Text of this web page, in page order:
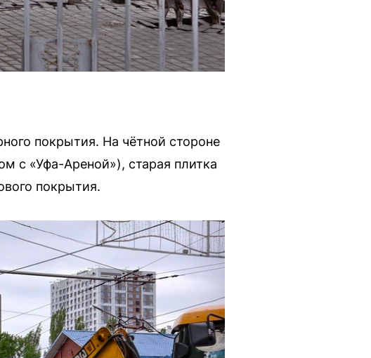
покрытия. На чётной стороне
с «Уфа-Ареной»), старая плитка
покрытия.